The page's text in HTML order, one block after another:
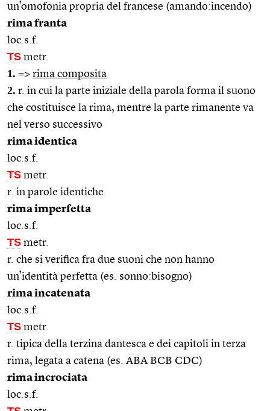
un’omofonia propria del francese (amando:incendo)
rima franta
loc.s.f.
TS metr.
1. => rima composita
2. r. in cui la parte iniziale della parola forma il suono
che costituisce la rima, mentre la parte rimanente va
nel verso successivo
rima identica
loc.s.f.
TS metr.
r. in parole identiche
rima imperfetta
loc.s.f.
TS metr.
r. che si verifica fra due suoni che non hanno
un’identità perfetta (es. sonno:bisogno)
rima incatenata
loc.s.f.
TS metr.
r. tipica della terzina dantesca e dei capitoli in terza
rima, legata a catena (es. ABA BCB CDC)
rima incrociata
loc.s.f.